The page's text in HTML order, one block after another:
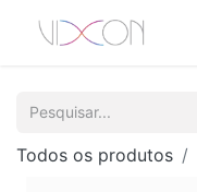
Todos os produtos